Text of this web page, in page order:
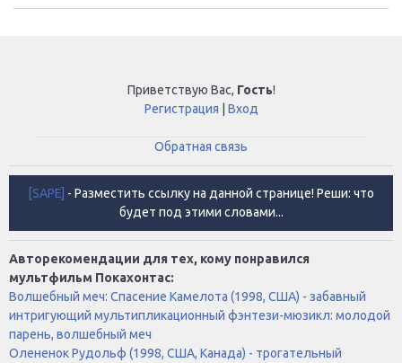
Приветствую Вас, Гость!
Регистрация
Вход
Обратная связь
[SAPE] - Разместить ссылку на данной странице! Реши: что
будет под этими словами...
Авторекомендации для тех, кому понравился
мультфильм Покахонтас:
Волшебный меч: Спасение Камелота (1998, США) - забавный
интригующий мультипликационный фэнтези-мюзикл: молодой
парень, волшебный меч
Олененок Рудольф (1998, США, Канада) - трогательный